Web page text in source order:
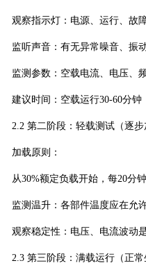
观察指示灯：电源、运行、故
监听声音：有无异常噪音、振
监测参数：空载电流、电压、
建议时间：空载运行30-60分钟
2.2 第二阶段：轻载测试（逐
加载原则：
从30%额定负载开始，每20分
监测温升：各部件温度应在允
观察稳定性：电压、电流波动
2.3 第三阶段：满载运行（正